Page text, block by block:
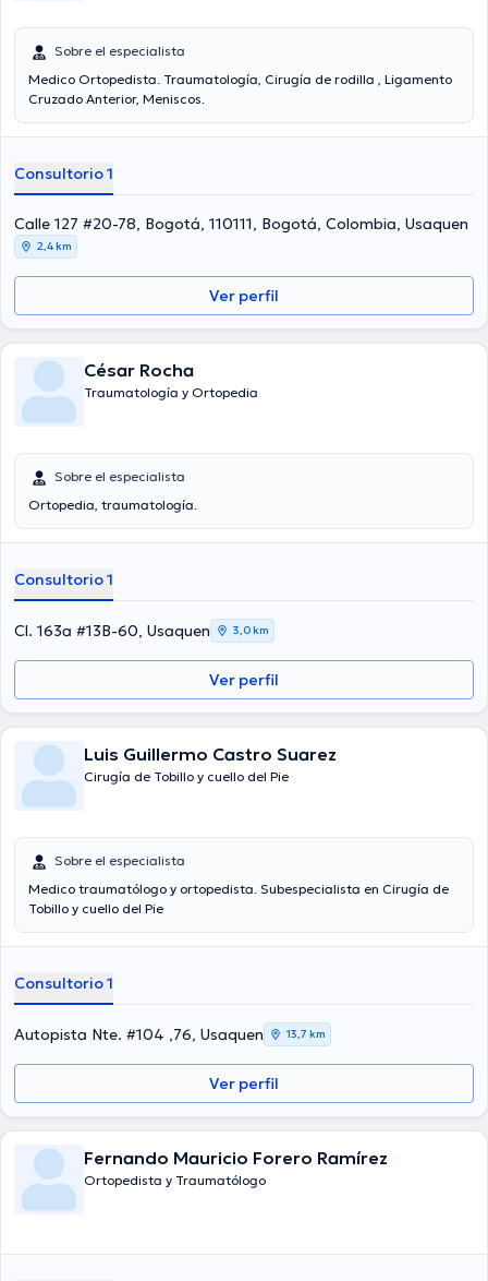
Sobre el especialista
Medico Ortopedista. Traumatología, Cirugía de rodilla , Ligamento
Cruzado Anterior, Meniscos.
Consultorio 1
Calle 127 #20-78, Bogotá, 110111, Bogotá, Colombia, Usaquen
2,4 km
Ver perfil
César Rocha
Traumatología y Ortopedia
Sobre el especialista
Ortopedia, traumatología.
Consultorio 1
Cl. 163a #13B-60, Usaquen 3,0 km
Ver perfil
Luis Guillermo Castro Suarez
Cirugía de Tobillo y cuello del Pie
Sobre el especialista
Medico traumatólogo y ortopedista. Subespecialista en Cirugía de
Tobillo y cuello del Pie
Consultorio 1
Autopista Nte. #104 ,76, Usaquen 13,7 km
Ver perfil
Fernando Mauricio Forero Ramírez
Ortopedista y Traumatólogo